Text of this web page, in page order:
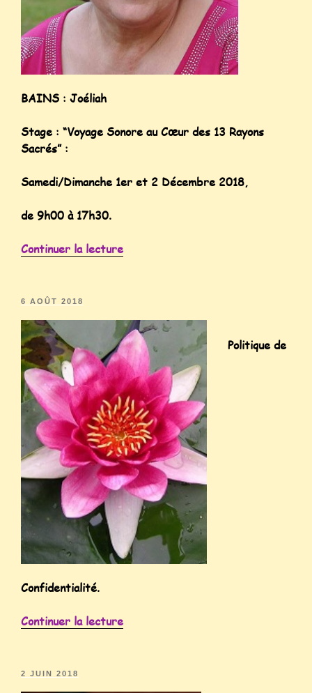
BAINS : Joéliah
Stage : “Voyage Sonore au Cœur des 13 Rayons
Sacrés” :
Samedi/Dimanche 1er et 2 Décembre 2018,
de 9h00 à 17h30.
Continuer la lecture
6 AOÛT 2018
Politique de
Confidentialité.
Continuer la lecture
2 JUIN 2018